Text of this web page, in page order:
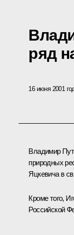
ряд
16 июня 2001
Владимир
природных
Яцкевича в
Кроме того,
Российской